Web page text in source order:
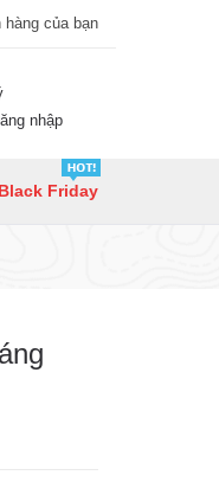
của bạn
nhập
Black Friday